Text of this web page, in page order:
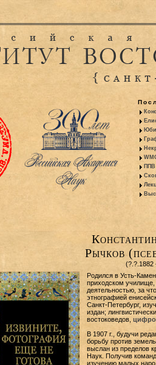
ППВ
Рычков
(?.?.1882
Родился в Усть-
приходском училище,
деятельностью, за
этнографией
Санкт-Петербург,
издан;
востоковедов,
В 1907 г., будучи
борьбу против
выслан из пределов
Наук. Полу­чив
изучению малых